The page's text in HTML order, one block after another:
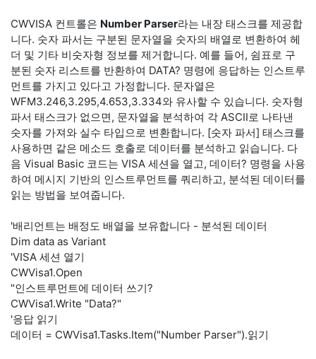
CWVISA 컨트롤은 Number Parser라는 내장 태스크를 제공합
니다. 숫자 파서는 구분된 문자열을 숫자의 배열로 변환하여 헤
더 및 기타 비숫자형 정보를 제거합니다. 예를 들어, 쉼표로 구
분된 숫자 리스트를 반환하여 DATA? 명령에 응답하는 인스트루
먼트를 가지고 있다고 가정합니다. 문자열은
WFM3.246,3.295,4.653,3.334와 유사할 수 있습니다. 숫자형
파서 태스크가 없으면, 문자열을 분석하여 각 ASCII로 나타낸
숫자를 가져와 실수 타입으로 변환합니다. [숫자 파서] 태스크를
사용하면 같은 메소드 호출로 데이터를 분석하고 읽습니다. 다
음 Visual Basic 코드는 VISA 세션을 열고, 데이터? 명령을 사용
하여 메시지 기반의 인스트루먼트를 쿼리하고, 분석된 데이터를
읽는 방법을 보여줍니다.
'배리언트는 배정도 배열을 보유합니다 - 분석된 데이터
Dim data as Variant
'VISA 세션 열기
CWVisa1.Open
"인스트루먼트에 데이터 쓰기?
CWVisa1.Write "Data?"
'응답 읽기
데이터 = CWVisa1.Tasks.Item("Number Parser").읽기